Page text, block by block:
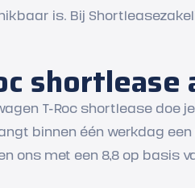
is. Bij
shortlease
T-Roc shortlease doe
binnen één werkdag
ons met een 8,8 op basis